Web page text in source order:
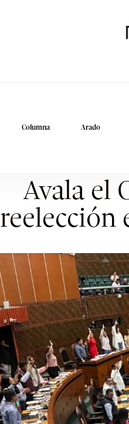
Columna Arado
Avala el
reelección